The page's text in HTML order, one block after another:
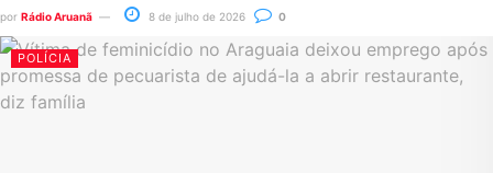
por Rádio Aruanã 8 de julho de 2026 0
POLÍCIA